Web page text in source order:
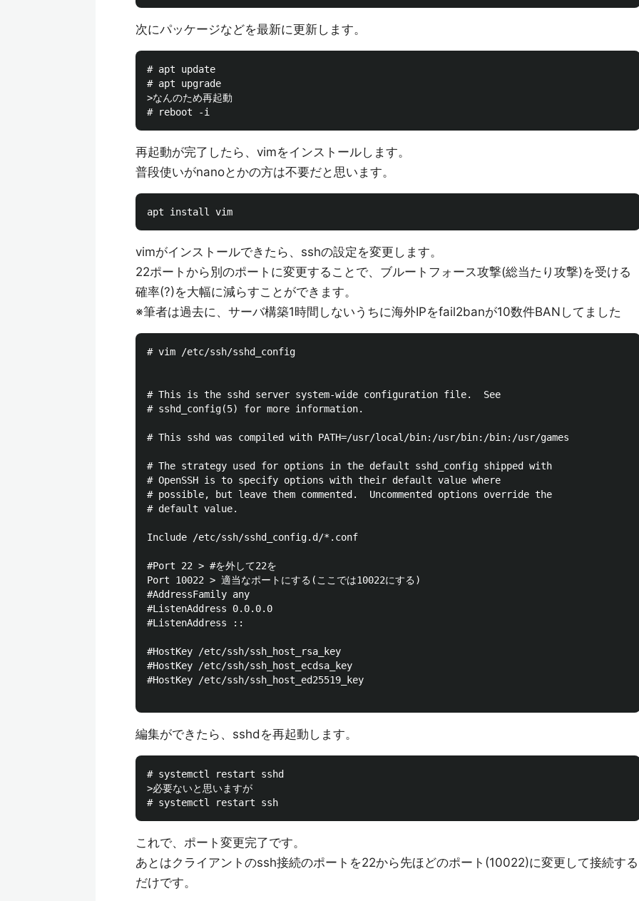
次にパッケージなどを最新に更新します。
# apt update
# apt upgrade
>なんのため再起動
再起動が完了したら、vimをインストールします。
普段使いがnanoとかの方は不要だと思います。
vimがインストールできたら、sshの設定を変更します。
22ポートから別のポートに変更することで、ブルートフォース攻撃(総当たり攻撃)を受ける
確率(?)を大幅に減らすことができます。
※筆者は過去に、サーバ構築1時間しないうちに海外IPをfail2banが10数件BANしてました
# vim /etc/ssh/sshd_config
# This is the sshd server system-wide configuration file.  See
# sshd_config(5) for more information.
# This sshd was compiled with PATH=/usr/local/bin:/usr/bin:/bin:/usr/games
# The strategy used for options in the default sshd_config shipped with
# OpenSSH is to specify options with their default value where
# possible, but leave them commented.  Uncommented options override the
# default value.
Include /etc/ssh/sshd_config.d/*.conf
#Port 22 > #を外して22を
Port 10022 > 適当なポートにする(ここでは10022にする)
#AddressFamily any
#ListenAddress 0.0.0.0
#ListenAddress ::
#HostKey /etc/ssh/ssh_host_rsa_key
#HostKey /etc/ssh/ssh_host_ecdsa_key
#HostKey /etc/ssh/ssh_host_ed25519_key
編集ができたら、sshdを再起動します。
# systemctl restart sshd
>必要ないと思いますが
これで、ポート変更完了です。
あとはクライアントのssh接続のポートを22から先ほどのポート(10022)に変更して接続する
だけです。